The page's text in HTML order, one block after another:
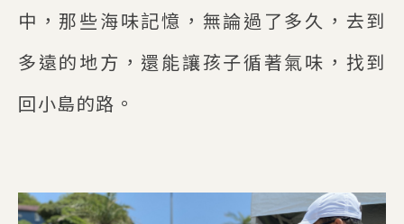
中，那些海味記憶，無論過了多久，去到
多遠的地方，還能讓孩子循著氣味，找到
回小島的路。